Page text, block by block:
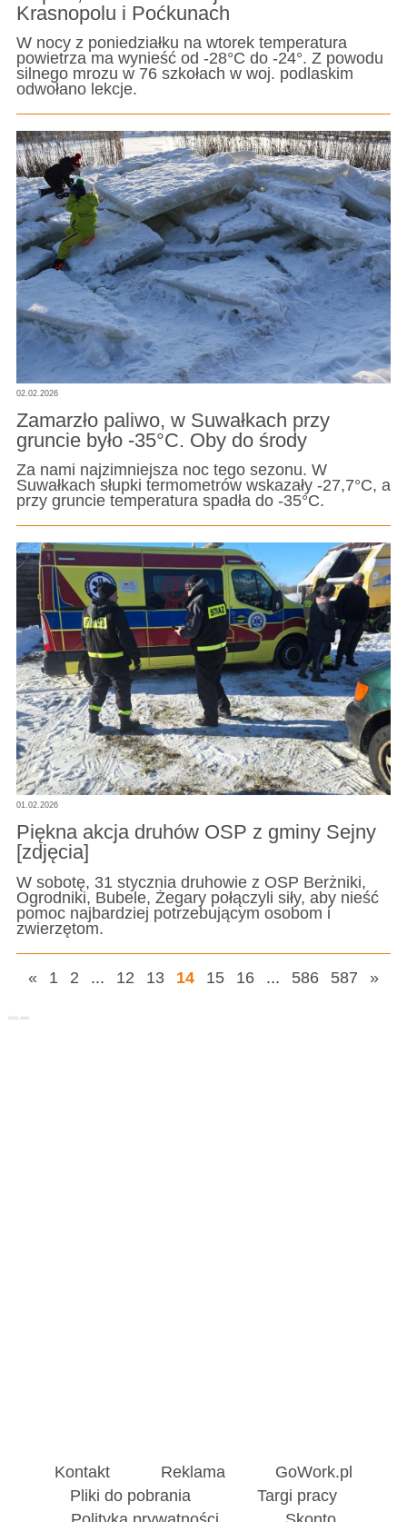
Krasnopolu i Poćkunach
W nocy z poniedziałku na wtorek temperatura
powietrza ma wynieść od -28°C do -24°. Z powodu
silnego mrozu w 76 szkołach w woj. podlaskim
odwołano lekcje.
02.02.2026
Zamarzło paliwo, w Suwałkach przy
gruncie było -35°C. Oby do środy
Za nami najzimniejsza noc tego sezonu. W
Suwałkach słupki termometrów wskazały -27,7°C, a
przy gruncie temperatura spadła do -35°C.
01.02.2026
Piękna akcja druhów OSP z gminy Sejny
[zdjęcia]
W sobotę, 31 stycznia druhowie z OSP Berżniki,
Ogrodniki, Bubele, Żegary połączyli siły, aby nieść
pomoc najbardziej potrzebującym osobom i
zwierzętom.
« 1 2 ... 12 13 14 15 16 ... 586 587 »
Kontakt Reklama
GoWork.pl
Pliki do pobrania
Targi pracy